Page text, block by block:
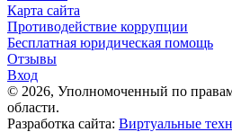
Карта сайта
Противодействие коррупции
Бесплатная юридическая помощь
Отзывы
Вход
© 2026, Уполномоченный по
области.
Разработка сайта: Виртуальные